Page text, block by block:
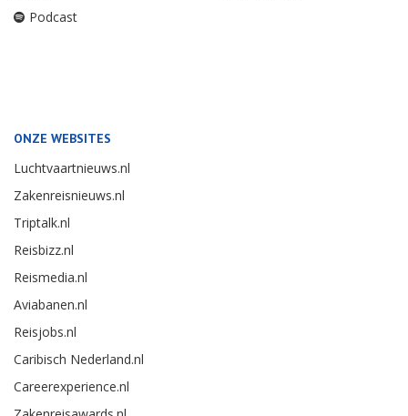
Podcast
ONZE WEBSITES
Luchtvaartnieuws.nl
Zakenreisnieuws.nl
Triptalk.nl
Reisbizz.nl
Reismedia.nl
Aviabanen.nl
Reisjobs.nl
Caribisch Nederland.nl
Careerexperience.nl